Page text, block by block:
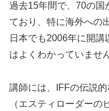
過去15年間で、70の国
ており、特に海外への
日本でも2006年に開
はよくわかっていませ
講師には、IFFの伝説
（エスティローダー